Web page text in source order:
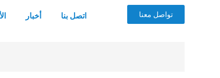
أخبار اتصل بنا تواصل معنا